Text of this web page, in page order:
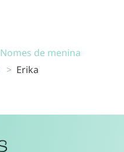
Nomes de menina
Erika